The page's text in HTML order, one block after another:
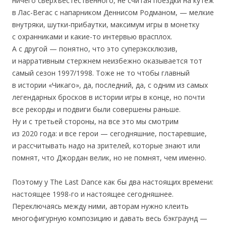
в Лас-Вегас с напарником Деннисом Родманом, — мелкие
внутряки, шутки-прибаутки, максимум игры в монетку
с охранниками и какие-то интервью врасплох.
А с другой — понятно, что это суперэксклюзив,
и нарративным стержнем неизбежно оказывается тот
самый сезон 1997/1998. Тоже не то чтобы главный
в истории «Чикаго», да, последний, да, с одним из самых
легендарных бросков в истории игры в конце, но почти
все рекорды и подвиги были совершены раньше.
Ну и с третьей стороны, на все это мы смотрим
из 2020 года: и все герои — сегодняшние, постаревшие,
и рассчитывать надо на зрителей, которые знают или
помнят, что Джордан велик, но не помнят, чем именно.
Поэтому у The Last Dance как бы два настоящих времени:
настоящее 1998-го и настоящее сегодняшнее.
Переключаясь между ними, авторам нужно клеить
многофигурную композицию и давать весь бэкграунд —